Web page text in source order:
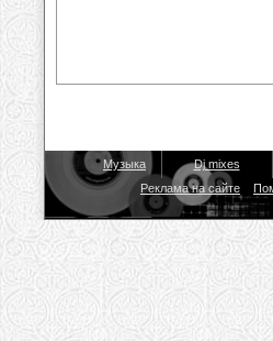
Музыка Dj mixes
Реклама на сайте